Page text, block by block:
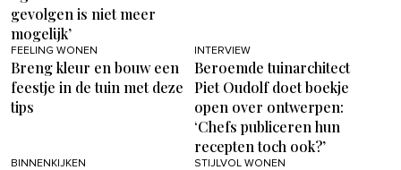
gevolgen is niet meer
mogelijk’
FEELING WONEN
Breng kleur en bouw een
feestje in de tuin met deze
tips
INTERVIEW
Beroemde tuinarchitect
Piet Oudolf doet boekje
open over ontwerpen:
‘Chefs publiceren hun
recepten toch ook?’
BINNENKIJKEN STIJLVOL WONEN